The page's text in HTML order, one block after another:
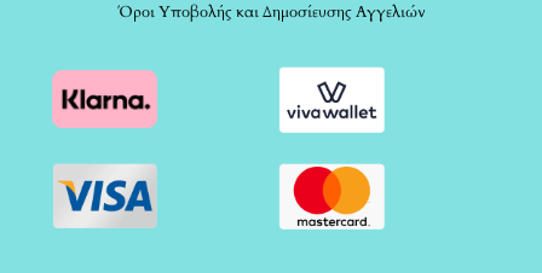
Όροι Υποβολής και Δημοσίευσης Αγγελιών